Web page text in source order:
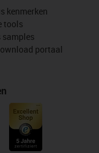
kenmerken
tools
samples
portaal